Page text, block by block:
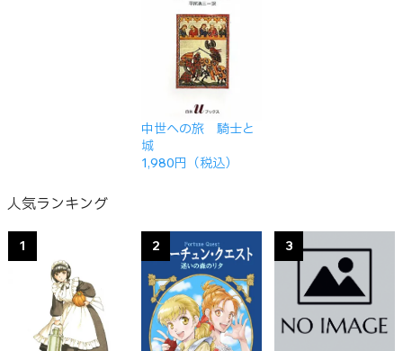
中世への旅 騎士と
城
1,980円（税込）
人気ランキング
1 2 3